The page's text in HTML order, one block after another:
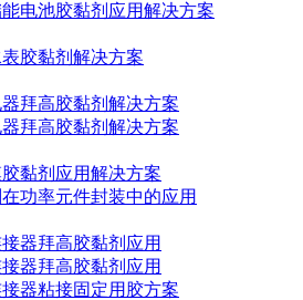
电池胶黏剂应用解决方案
胶黏剂解决方案
拜高胶黏剂解决方案
拜高胶黏剂解决方案
黏剂应用解决方案
功率元件封装中的应用
器拜高胶黏剂应用
器拜高胶黏剂应用
器粘接固定用胶方案